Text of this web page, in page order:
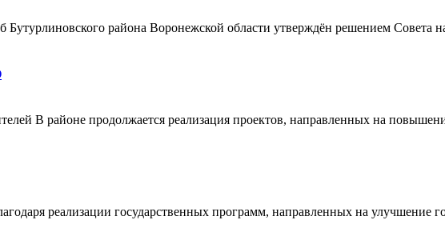
Бутурлиновского района Воронежской области утверждён решением Совета
В районе продолжается реализация проектов, направленных на
реализации государственных программ, направленных на улучшение